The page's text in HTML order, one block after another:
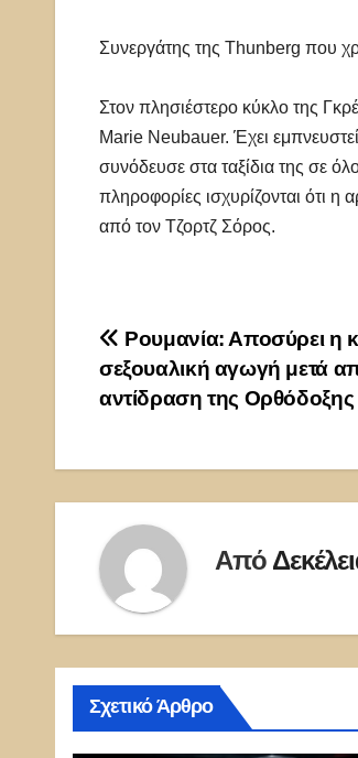
Συνεργάτης της Thunberg που
Στον πλησιέστερο κύκλο της
Marie Neubauer. Έχει
συνόδευσε στα ταξίδια της σε
πληροφορίες ισχυρίζονται ότι
από τον Τζορτζ Σόρος.
Πλοήγηση
άρθρων
Ρουμανία: Αποσύρει η
σεξουαλική αγωγή μετά
αντίδραση της
Από
Σχετικό Άρθρο